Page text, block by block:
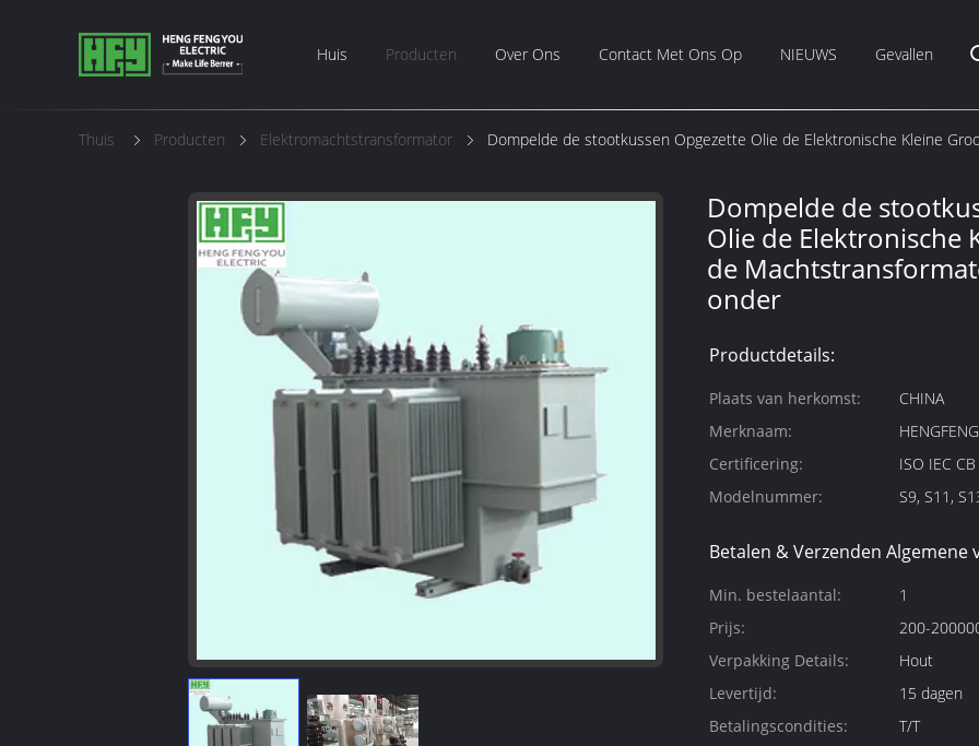
Huis Producten Over Ons Contact Met Ons Op NIEUWS Gevallen
Thuis Producten Elektromachtstransformator Dompelde de stootkussen Opgezette Olie de Elektronische Kleine
Dompelde de
Olie de Elektronische
de
onder
Productdetails:
Plaats van herkomst:
CHINA
Merknaam:
Certificering:
ISO IEC
Modelnummer:
S9, S11,
Betalen & Verzenden Algemene
Min. bestelaantal:
1
Prijs:
200-
Verpakking Details:
Hout
Levertijd:
15 dagen
Betalingscondities:
T/T